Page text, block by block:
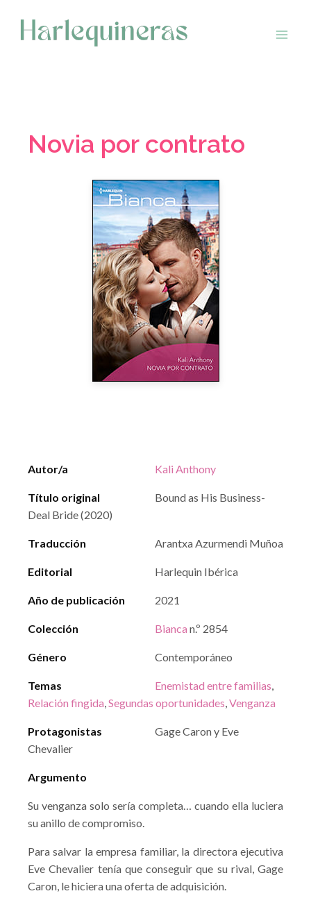
contenido
Novia por contrato
Autor/a Kali Anthony
Título original
Bound as His Business-
Deal Bride (2020)
Traducción Arantxa Azurmendi Muñoa
Editorial Harlequin Ibérica
Año de publicación 2021
Colección Bianca n.º 2854
Género Contemporáneo
Temas Enemistad entre familias,
Relación fingida,Segundas oportunidades,Venganza
Protagonistas
Gage Caron y Eve
Chevalier
Argumento
Su venganza solo sería completa… cuando ella luciera
su anillo de compromiso.
Para salvar la empresa familiar, la directora ejecutiva
Eve Chevalier tenía que conseguir que su rival, Gage
Caron, le hiciera una oferta de adquisición.